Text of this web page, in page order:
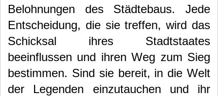
Belohnungen des Städtebaus. Jede
Entscheidung, die sie treffen, wird das
Schicksal ihres Stadtstaates
beeinflussen und ihren Weg zum Sieg
bestimmen. Sind sie bereit, in die Welt
der Legenden einzutauchen und ihr